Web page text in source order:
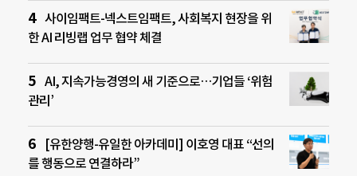
사이임팩트-넥스트임팩트, 사회복지 현장을 위
한 AI 리빙랩 업무 협약 체결
AI, 지속가능경영의 새 기준으로…기업들 ‘위험
관리’
[유한양행-유일한 아카데미] 이호영 대표 “선의
를 행동으로 연결하라”